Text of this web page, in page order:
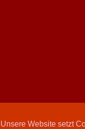
Unsere Website setzt